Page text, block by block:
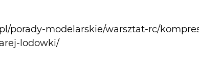
porady-modelarskie/warsztat-rc/
lodowki/